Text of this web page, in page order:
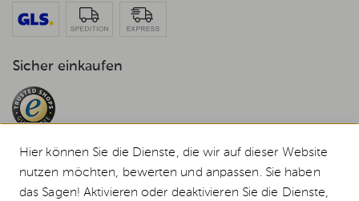
Sicher einkaufen
Hier können Sie die Dienste, die wir auf dieser Website
nutzen möchten, bewerten und anpassen. Sie haben
das Sagen! Aktivieren oder deaktivieren Sie die Dienste,